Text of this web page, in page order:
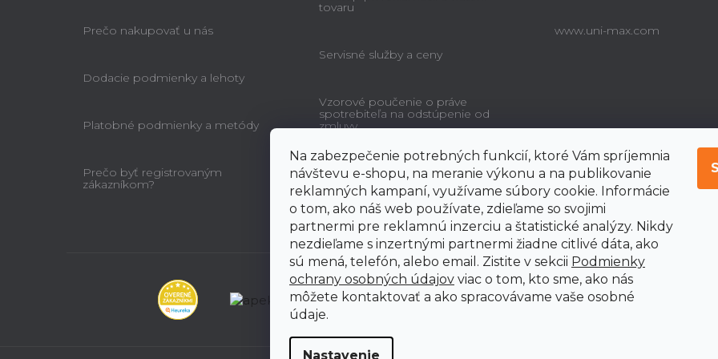
Na zabezpečenie potrebných funkcií, ktoré Vám spríjemnia
návštevu e-shopu, na meranie výkonu a na publikovanie
reklamných kampaní, využívame súbory cookie. Informácie
o tom, ako náš web používate, zdieľame so svojimi
partnermi pre reklamnú inzerciu a štatistické analýzy. Nikdy
nezdieľame s inzertnými partnermi žiadne citlivé dáta, ako
sú mená, telefón, alebo email. Zistite v sekcii Podmienky
ochrany osobných údajov viac o tom, kto sme, ako nás
môžete kontaktovať a ako spracovávame vaše osobné
údaje.
Nastavenie
Prečo nakupovať u nás
Dodacie podmienky a lehoty
Platobné podmienky a metódy
Prečo byť registrovaným
zákazníkom?
tovaru
Servisné služby a ceny
Vzorové poučenie o práve
spotrebiteľa na odstúpenie od
zmluvy
www.uni-max.com